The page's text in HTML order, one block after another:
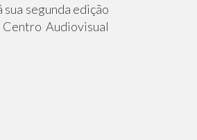
segunda edição
Audiovisual